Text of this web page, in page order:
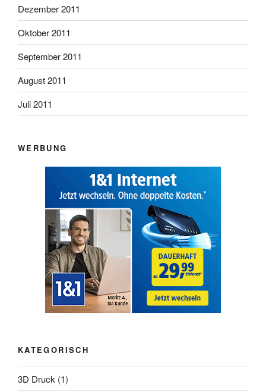
Dezember 2011
Oktober 2011
September 2011
August 2011
Juli 2011
WERBUNG
KATEGORISCH
3D Druck (1)